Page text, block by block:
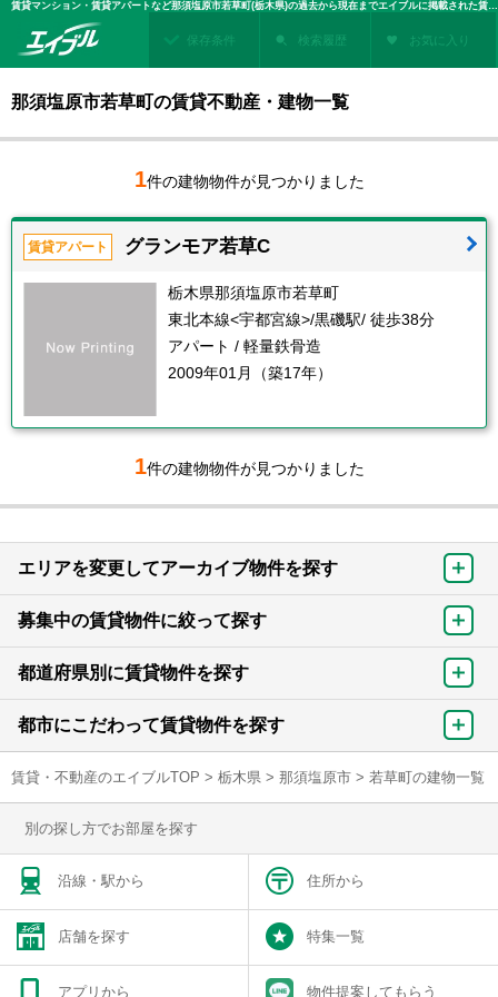
賃貸マンション・賃貸アパートなど那須塩原市若草町(栃木県)の過去から現在までエイブルに掲載された賃貸住宅情報・建物情報を検索！不動産賃貸を探すなら、お部屋探しのエイブル
保存条件 検索履歴 お気に入り
那須塩原市若草町の賃貸不動産・建物一覧
1件の建物物件が見つかりました
賃貸アパート グランモア若草C
栃木県那須塩原市若草町
東北本線<宇都宮線>/黒磯駅/ 徒歩38分
アパート / 軽量鉄骨造
2009年01月（築17年）
1件の建物物件が見つかりました
エリアを変更してアーカイブ物件を探す
募集中の賃貸物件に絞って探す
都道府県別に賃貸物件を探す
都市にこだわって賃貸物件を探す
賃貸・不動産のエイブルTOP > 栃木県 > 那須塩原市 > 若草町の建物一覧
別の探し方でお部屋を探す
沿線・駅から 住所から
店舗を探す 特集一覧
アプリから 物件提案してもらう